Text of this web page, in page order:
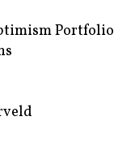
Portfolio